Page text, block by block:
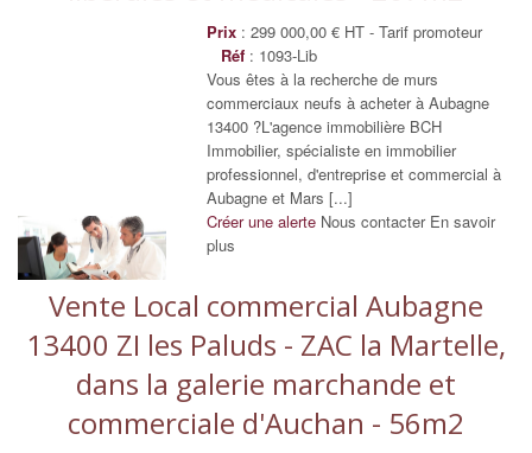
Prix : 299 000,00 € HT - Tarif promoteur
Réf : 1093-Lib
Vous êtes à la recherche de murs
commerciaux neufs à acheter à Aubagne
13400 ?L'agence immobilière BCH
Immobilier, spécialiste en immobilier
professionnel, d'entreprise et commercial à
Aubagne et Mars [...]
Créer une alerte Nous contacter En savoir
plus
Vente Local commercial Aubagne
13400 ZI les Paluds - ZAC la Martelle,
dans la galerie marchande et
commerciale d'Auchan - 56m2